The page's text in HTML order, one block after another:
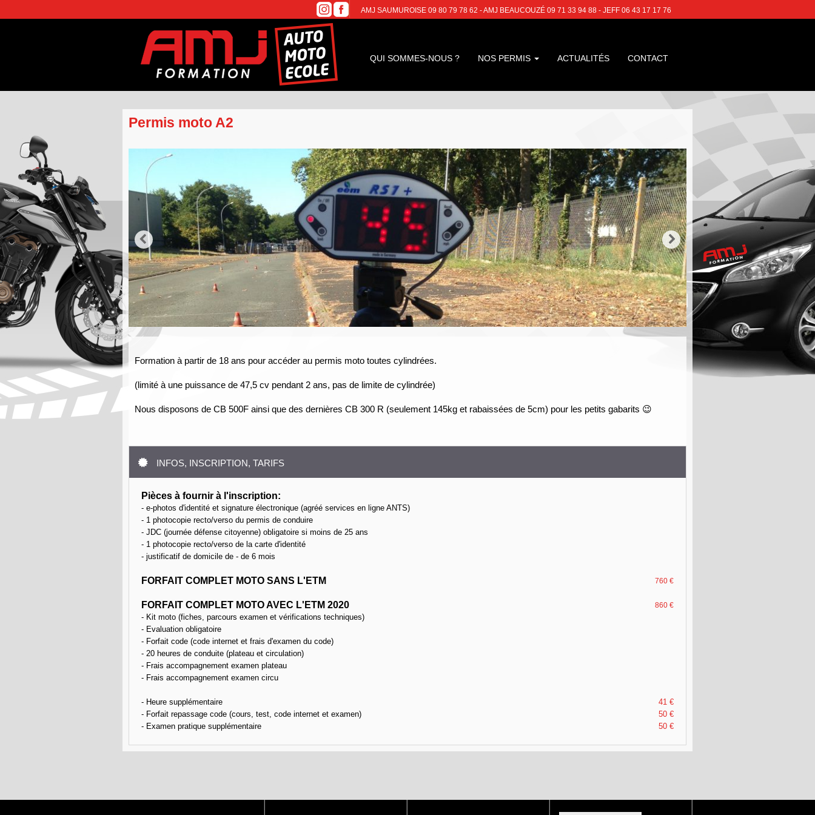
AMJ SAUMUROISE 09 80 79 78 62 - AMJ BEAUCOUZÉ 09 71 33 94 88 - JEFF 06 43 17 17 76
QUI SOMMES-NOUS ? NOS PERMIS ACTUALITÉS CONTACT
Permis moto A2
Formation à partir de 18 ans pour accéder au permis moto toutes cylindrées.
(limité à une puissance de 47,5 cv pendant 2 ans, pas de limite de cylindrée)
Nous disposons de CB 500F ainsi que des dernières CB 300 R (seulement 145kg et rabaissées de 5cm) pour les petits gabarits 😉
INFOS, INSCRIPTION, TARIFS
Pièces à fournir à l'inscription:
- e-photos d'identité et signature électronique (agréé services en ligne ANTS)
- 1 photocopie recto/verso du permis de conduire
- JDC (journée défense citoyenne) obligatoire si moins de 25 ans
- 1 photocopie recto/verso de la carte d'identité
- justificatif de domicile de - de 6 mois
FORFAIT COMPLET MOTO SANS L'ETM 760 €
FORFAIT COMPLET MOTO AVEC L'ETM 2020 860 €
- Kit moto (fiches, parcours examen et vérifications techniques)
- Evaluation obligatoire
- Forfait code (code internet et frais d'examen du code)
- 20 heures de conduite (plateau et circulation)
- Frais accompagnement examen plateau
- Frais accompagnement examen circu
- Heure supplémentaire
41 €
- Forfait repassage code (cours, test, code internet et examen)
50 €
- Examen pratique supplémentaire
50 €